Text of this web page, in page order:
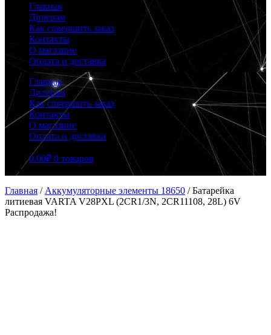
Главная
Дилерам
Как совершить заказ
Контакты
О магазине
Оплата и доставка
Главная
Дилерам
Как совершить заказ
Контакты
О магазине
Оплата и доставка
0.00₽ 0 товаров
Главная / Аккумуляторные элементы 18650 /Батарейка
литиевая VARTA V28PXL (2CR1/3N, 2CR11108, 28L) 6V
Распродажа!